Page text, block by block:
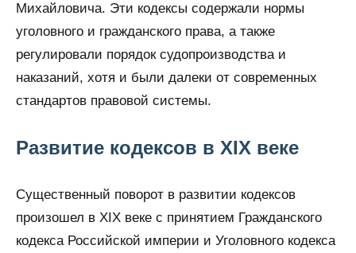
Михайловича. Эти кодексы содержали нормы
уголовного и гражданского права, а также
регулировали порядок судопроизводства и
наказаний, хотя и были далеки от современных
стандартов правовой системы.
Развитие кодексов в XIX веке
Существенный поворот в развитии кодексов
произошел в XIX веке с принятием Гражданского
кодекса Российской империи и Уголовного кодекса